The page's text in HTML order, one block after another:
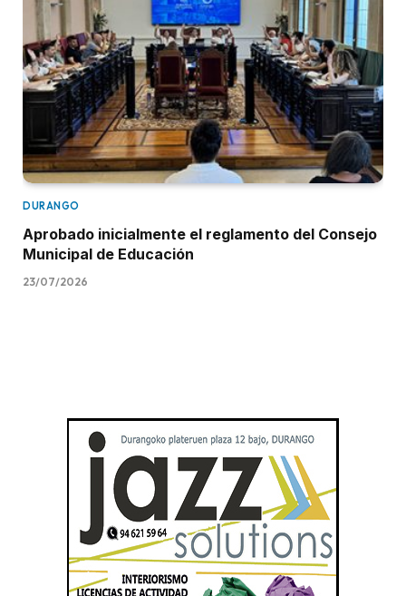
DURANGO
Aprobado inicialmente el reglamento del Consejo
Municipal de Educación
23/07/2026